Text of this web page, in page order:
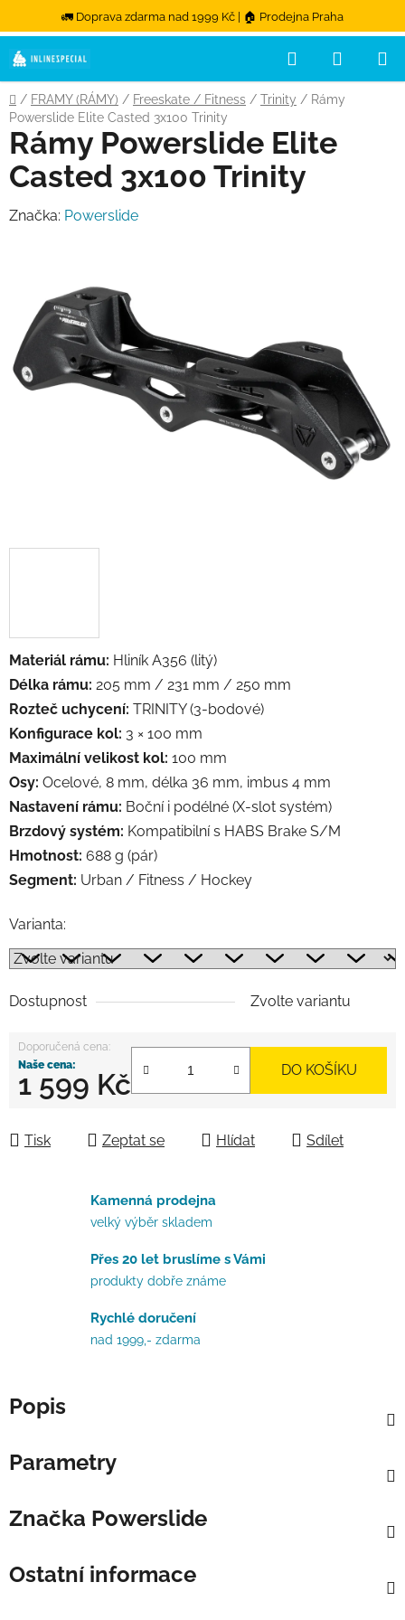
🚛 Doprava zdarma nad 1999 Kč | 🏠 Prodejna Praha
Přejít na obsah
Hledat
Domů
/ FRAMY (RÁMY) / Freeskate / Fitness / Trinity / Rámy
Powerslide Elite Casted 3x100 Trinity
Materiál rámu: Hliník A356 (litý)
Délka rámu: 205 mm / 231 mm / 250 mm
Rozteč uchycení: TRINITY (3-bodové)
Konfigurace kol: 3 × 100 mm
Maximální velikost kol: 100 mm
Osy: Ocelové, 8 mm, délka 36 mm, imbus 4 mm
Nastavení rámu: Boční i podélné (X-slot systém)
Brzdový systém: Kompatibilní s HABS Brake S/M
Hmotnost: 688 g (pár)
Segment: Urban / Fitness / Hockey
Varianta:
Dostupnost Zvolte variantu
1 599 Kč DO KOŠÍKU
Tisk Zeptat se Hlídat Sdílet
Rámy Powerslide Elite
Casted 3x100 Trinity
Značka: Powerslide
Kamenná prodejna
velký výběr skladem
Přes 20 let bruslíme s Vámi
produkty dobře známe
Rychlé doručení
nad 1999,- zdarma
Popis
Parametry
Značka Powerslide
Ostatní informace